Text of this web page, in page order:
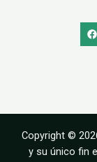
Copyright ©
y su único fin